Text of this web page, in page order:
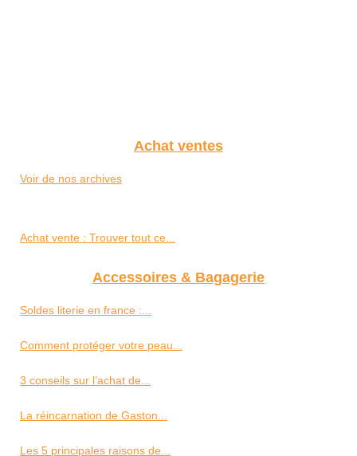
Achat ventes
Voir de nos archives
Achat vente : Trouver tout ce...
Accessoires & Bagagerie
Soldes literie en france :...
Comment protéger votre peau...
3 conseils sur l’achat de...
La réincarnation de Gaston...
Les 5 principales raisons de...